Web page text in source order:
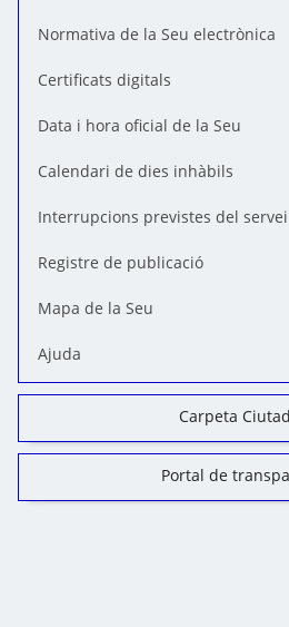
Normativa de la Seu electrònica
Certificats digitals
Data i hora oficial de la Seu
Calendari de dies inhàbils
Interrupcions previstes del servei
Registre de publicació
Mapa de la Seu
Ajuda
Carpeta
Portal de